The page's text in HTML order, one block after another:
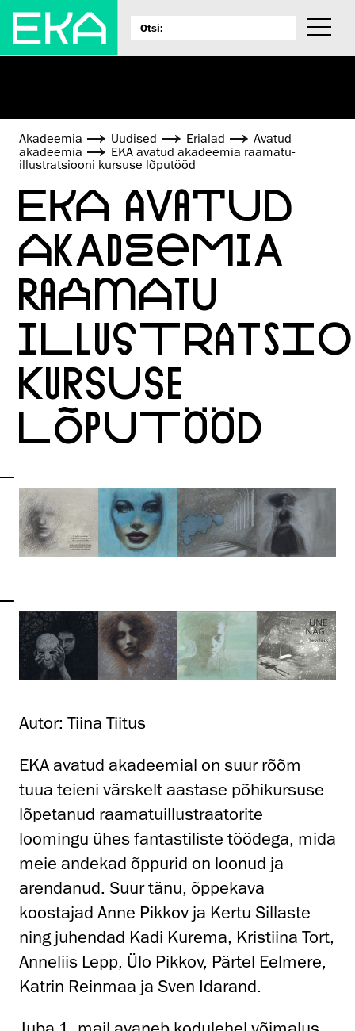
Akadeemia Uudised Erialad
Avatud
akadeemia
EKA avatud akadeemia raamatu­
illustratsiooni kursuse lõputööd
EKA AVATUD
AKADEEMIA
RAAMATU­
KURSUSE
LÕPUTÖÖD
Autor: Tiina Tiitus
EKA avatud akadeemial on suur rõõm
tuua teieni värskelt aastase põhikursuse
lõpetanud raamatuillustraatorite
loomingu ühes fantastiliste töödega, mida
meie andekad õppurid on loonud ja
arendanud. Suur tänu, õppekava
koostajad Anne Pikkov ja Kertu Sillaste
ning juhendad Kadi Kurema, Kristiina Tort,
Anneliis Lepp, Ülo Pikkov, Pärtel Eelmere,
Katrin Reinmaa ja Sven Idarand.